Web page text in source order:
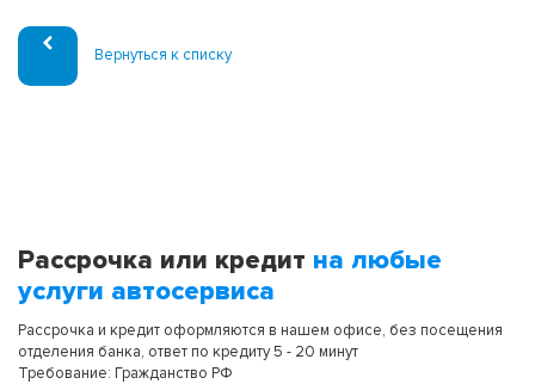
Вернуться к списку
Рассрочка или кредит на любые
услуги автосервиса
Рассрочка и кредит оформляются в нашем офисе, без посещения
отделения банка, ответ по кредиту 5 - 20 минут
Требование: Гражданство РФ